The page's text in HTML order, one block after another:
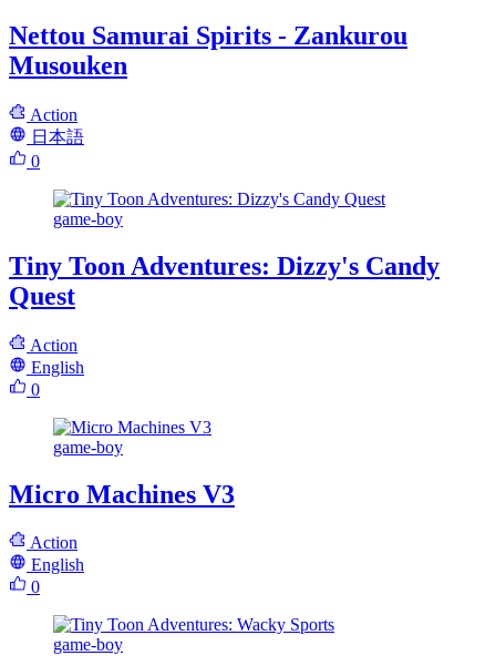
Nettou Samurai Spirits - Zankurou
Musouken
Action
日本語
0
game-boy
Tiny Toon Adventures: Dizzy's Candy
Quest
Action
English
0
game-boy
Micro Machines V3
Action
English
0
game-boy